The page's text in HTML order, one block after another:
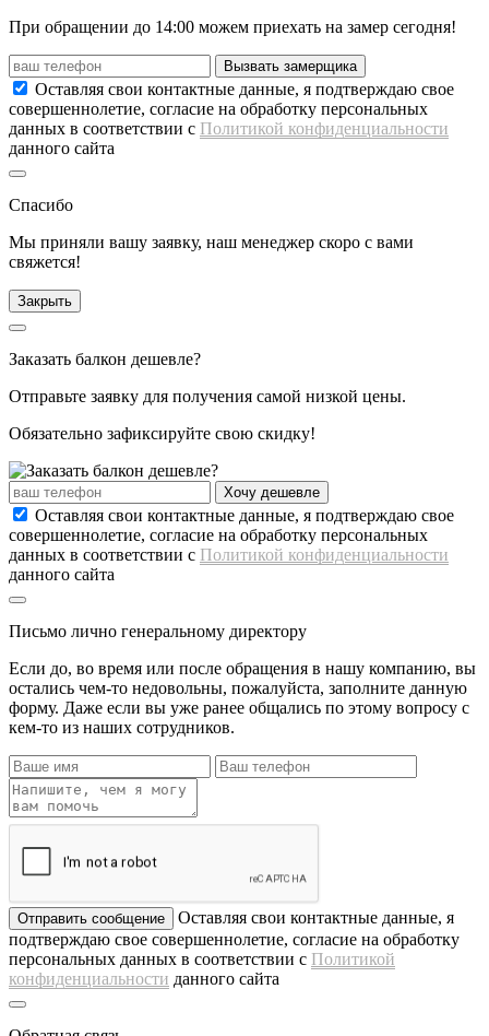
При обращении до 14:00 можем приехать на замер сегодня!
Вызвать замерщика
Оставляя свои контактные данные, я подтверждаю свое
совершеннолетие, согласие на обработку персональных
данных в соответствии с Политикой конфиденциальности
данного сайта
Спасибо
Мы приняли вашу заявку, наш менеджер скоро с вами
свяжется!
Закрыть
Заказать балкон дешевле?
Отправьте заявку для получения самой низкой цены.
Обязательно зафиксируйте свою скидку!
Хочу дешевле
Оставляя свои контактные данные, я подтверждаю свое
совершеннолетие, согласие на обработку персональных
данных в соответствии с Политикой конфиденциальности
данного сайта
Письмо лично генеральному директору
Если до, во время или после обращения в нашу компанию, вы
остались чем-то недовольны, пожалуйста, заполните данную
форму. Даже если вы уже ранее общались по этому вопросу с
кем-то из наших сотрудников.
Отправить сообщение
Оставляя свои контактные данные, я
подтверждаю свое совершеннолетие, согласие на обработку
персональных данных в соответствии с Политикой
конфиденциальности данного сайта